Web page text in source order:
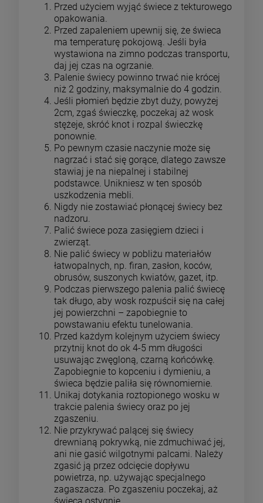
Przed użyciem wyjąć świece z tekturowego
opakowania.
Przed zapaleniem upewnij się, że świeca
ma temperaturę pokojową. Jeśli była
wystawiona na zimno podczas transportu,
daj jej czas na ogrzanie.
Palenie świecy powinno trwać nie krócej
niż 2 godziny, maksymalnie do 4 godzin.
Jeśli płomień będzie zbyt duży, powyżej
2cm, zgaś świeczkę, poczekaj aż wosk
stężeje, skróć knot i rozpal świeczkę
ponownie.
Po pewnym czasie naczynie może się
nagrzać i stać się gorące, dlatego zawsze
stawiaj je na niepalnej i stabilnej
podstawce. Unikniesz w ten sposób
uszkodzenia mebli.
Nigdy nie zostawiać płonącej świecy bez
nadzoru.
Palić świece poza zasięgiem dzieci i
zwierząt.
Nie palić świecy w pobliżu materiałów
łatwopalnych, np. firan, zasłon, koców,
obrusów, suszonych kwiatów, gazet, itp.
Podczas pierwszego palenia palić świecę
tak długo, aby wosk rozpuścił się na całej
jej powierzchni – zapobiegnie to
powstawaniu efektu tunelowania.
Przed każdym kolejnym użyciem świecy
przytnij knot do ok 4-5 mm długości
usuwając zwęgloną, czarną końcówkę.
Zapobiegnie to kopceniu i dymieniu, a
świeca będzie paliła się równomiernie.
Unikaj dotykania roztopionego wosku w
trakcie palenia świecy oraz po jej
zgaszeniu.
Nie przykrywać palącej się świecy
drewnianą pokrywką, nie zdmuchiwać jej,
ani nie gasić wilgotnymi palcami. Należy
zgasić ją przez odcięcie dopływu
powietrza, np. używając specjalnego
zagaszacza. Po zgaszeniu poczekaj, aż